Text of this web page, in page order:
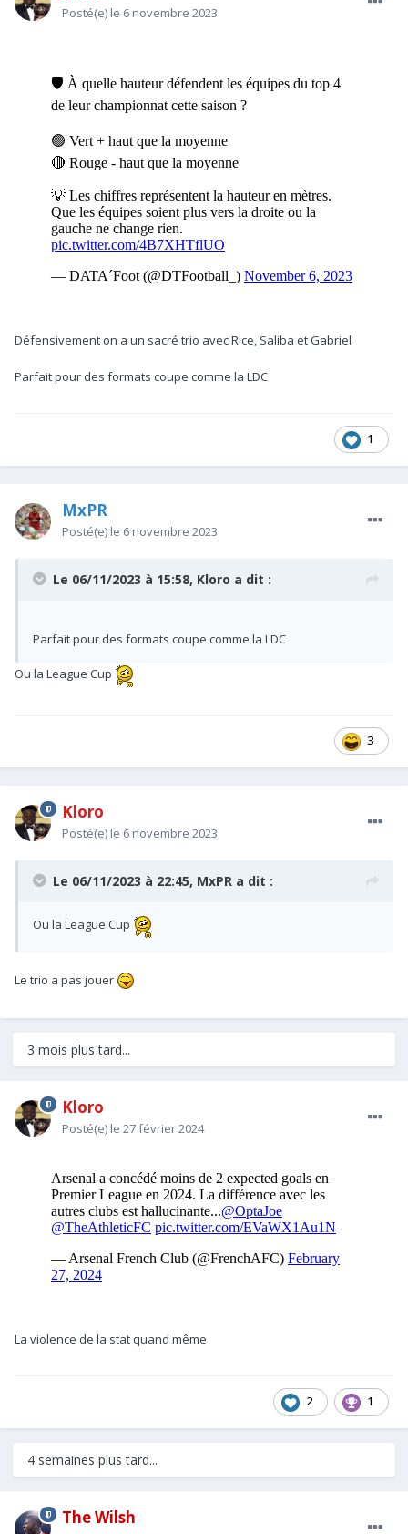
Posté(e) le 6 novembre 2023
Défensivement on a un sacré trio avec Rice, Saliba et Gabriel
Parfait pour des formats coupe comme la LDC
1
MxPR
Posté(e) le 6 novembre 2023
Le 06/11/2023 à 15:58, Kloro a dit :
Parfait pour des formats coupe comme la LDC
Ou la League Cup
3
Kloro
Posté(e) le 6 novembre 2023
Le 06/11/2023 à 22:45, MxPR a dit :
Ou la League Cup
Le trio a pas jouer
3 mois plus tard...
Kloro
Posté(e) le 27 février 2024
La violence de la stat quand même
2 1
4 semaines plus tard...
The Wilsh